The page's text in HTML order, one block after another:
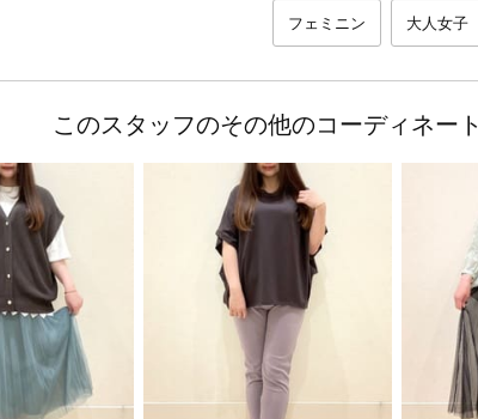
フェミニン 大人女子
このスタッフのその他のコーディネート